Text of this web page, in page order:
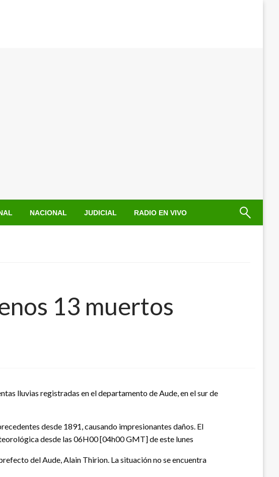
NACIONAL JUDICIAL RADIO EN VIVO
13 muertos
lluvias registradas en el departamento de Aude, en el sur de
desde 1891, causando impresionantes daños. El
desde las 06H00 [04h00 GMT] de este lunes
del Aude, Alain Thirion. La situación no se encuentra